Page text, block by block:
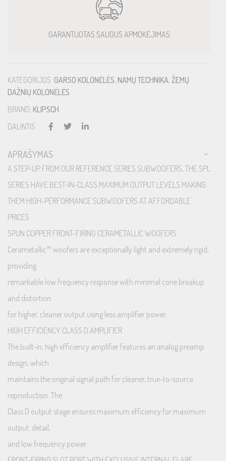
GARANTUOTAS SAUGUS APMOKĖJIMAS
KATEGORIJOS: GARSO KOLONĖLĖS, NAMŲ TECHNIKA, ŽEMŲ
DAŽNIŲ KOLONĖLĖS
BRAND: KLIPSCH
DALINTIS :
APRAŠYMAS
A STEP-UP FROM OUR REFERENCE SERIES SUBWOOFERS, THE SPL
SERIES HAVE BEST-IN-CLASS MAXIMUM OUTPUT LEVELS MAKING
THEM HIGH-PERFORMANCE SUBWOOFERS AT AFFORDABLE
PRICES.
SPUN COPPER FRONT-FIRING CERAMETALLIC WOOFERS
Cerametallic™ woofers are exceptionally light and extremely rigid,
providing
remarkable low frequency response with minimal cone breakup
and distortion
for higher, cleaner output using less amplifier power.
HIGH EFFICIENCY CLASS D AMPLIFIER
The built-in, high efficiency amplifier features an analog preamp
design, which
maintains the original signal path for cleaner, true-to-source
reproduction. The
Class D output stage ensures maximum efficiency for maximum
output, detail,
and low frequency power.